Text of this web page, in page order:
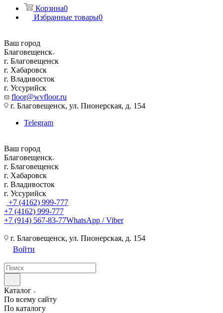
Корзина0
Избранные товары0
Ваш город
Благовещенск
г. Благовещенск
г. Хабаровск
г. Владивосток
г. Уссурийск
floor@wvfloor.ru
г. Благовещенск, ул. Пионерская, д. 154
Telegram
Ваш город
Благовещенск
г. Благовещенск
г. Хабаровск
г. Владивосток
г. Уссурийск
+7 (4162) 999-777
+7 (4162) 999-777
+7 (914) 567-83-77WhatsApp / Viber
г. Благовещенск, ул. Пионерская, д. 154
Войти
Каталог
По всему сайту
По каталогу